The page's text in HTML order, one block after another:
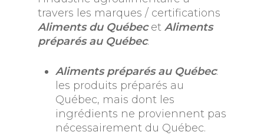
travers les marques / certifications
Aliments du Québecet Aliments
préparés au Québec.
Aliments préparés au Québec:
les produits préparés au
Québec, mais dont les
ingrédients ne proviennent pas
nécessairement du Québec.